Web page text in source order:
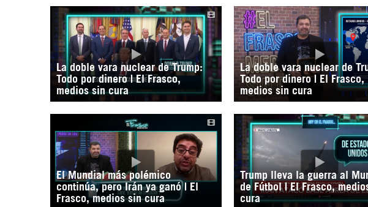
La doble vara nuclear de Trump:
Todo por dinero | El Frasco,
medios sin cura
La doble vara nuclear de
Todo por dinero | El Frasco,
medios sin cura
El Mundial más polémico
continúa, pero Irán ya ganó | El
Frasco, medios sin cura
Trump lleva la guerra al
de Fútbol | El Frasco,
cura